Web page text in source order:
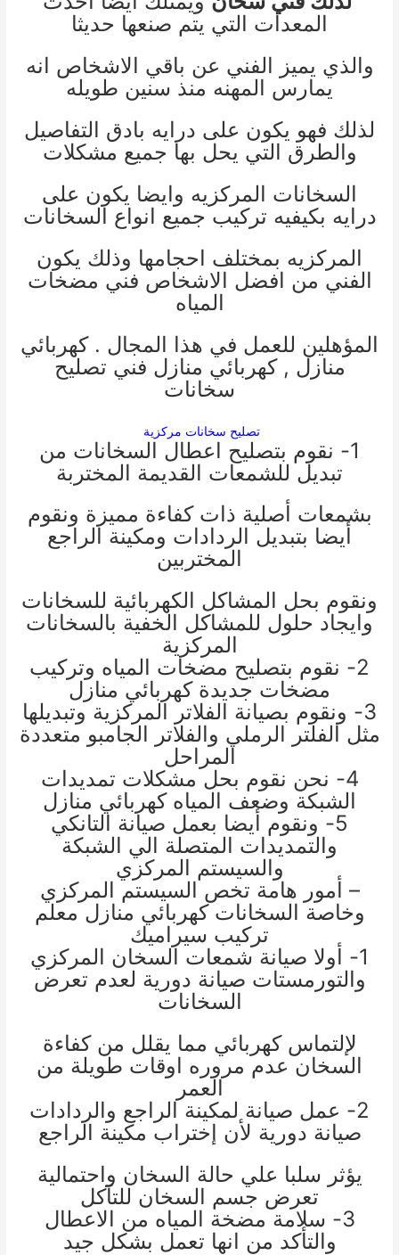
المعدات التي يتم صنعها حديثا
والذي يميز الفني عن باقي الاشخاص انه
يمارس المهنه منذ سنين طويله
لذلك فهو يكون على درايه بادق التفاصيل
والطرق التي يحل بها جميع مشكلات
السخانات المركزيه وايضا يكون على
درايه بكيفيه تركيب جميع انواع السخانات
المركزيه بمختلف احجامها وذلك يكون
الفني من افضل الاشخاص فني مضخات
المياه
المؤهلين للعمل في هذا المجال .كهربائي
منازل ,كهربائي منازل فني تصليح
سخانات
تصليح سخانات مركزية
1- نقوم بتصليح اعطال السخانات من
تبديل للشمعات القديمة المختربة
بشمعات أصلية ذات كفاءة مميزة ونقوم
أيضا بتبديل الردادات ومكينة الراجع
المختربين
ونقوم بحل المشاكل الكهربائية للسخانات
وايجاد حلول للمشاكل الخفية بالسخانات
المركزية
2- نقوم بتصليح مضخات المياه وتركيب
مضخات جديدةكهربائي منازل
3- ونقوم بصيانة الفلاتر المركزية وتبديلها
مثل الفلتر الرملي والفلاتر الجامبو متعددة
المراحل
4- نحن نقوم بحل مشكلات تمديدات
الشبكة وضعف المياهكهربائي منازل
5- ونقوم أيضا بعمل صيانة التانكي
والتمديدات المتصلة الي الشبكة
والسيستم المركزي
– أمور هامة تخص السيستم المركزي
وخاصة السخاناتكهربائي منازل معلم
تركيب سيراميك
1- أولا صيانة شمعات السخان المركزي
والتورمستات صيانة دورية لعدم تعرض
السخانات
لإلتماس كهربائي مما يقلل من كفاءة
السخان عدم مروره اوقات طويلة من
العمر
2- عمل صيانة لمكينة الراجع والردادات
صيانة دورية لأن إختراب مكينة الراجع
يؤثر سلبا علي حالة السخان واحتمالية
تعرض جسم السخان للتآكل
3- سلامة مضخة المياه من الاعطال
والتأكد من انها تعمل بشكل جيد